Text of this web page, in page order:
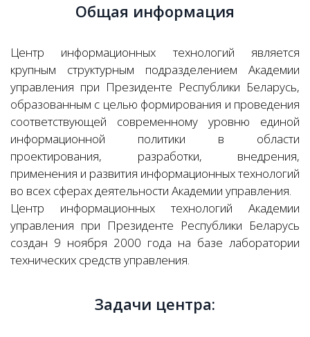
Общая информация
Центр информационных технологий является
крупным структурным подразделением Академии
управления при Президенте Республики Беларусь,
образованным с целью формирования и проведения
соответствующей современному уровню единой
информационной политики в области
проектирования, разработки, внедрения,
применения и развития информационных технологий
во всех сферах деятельности Академии управления.
Центр информационных технологий Академии
управления при Президенте Республики Беларусь
создан 9 ноября 2000 года на базе лаборатории
технических средств управления.
Задачи центра: